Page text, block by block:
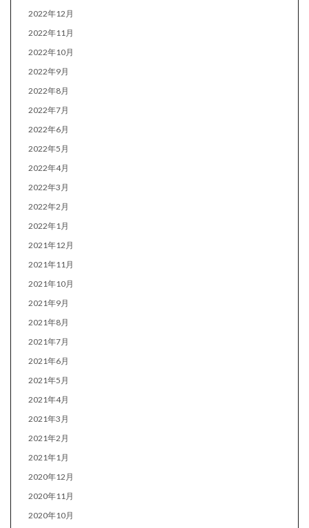
2022年12月
2022年11月
2022年10月
2022年9月
2022年8月
2022年7月
2022年6月
2022年5月
2022年4月
2022年3月
2022年2月
2022年1月
2021年12月
2021年11月
2021年10月
2021年9月
2021年8月
2021年7月
2021年6月
2021年5月
2021年4月
2021年3月
2021年2月
2021年1月
2020年12月
2020年11月
2020年10月